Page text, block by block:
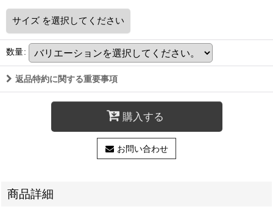
サイズ を選択してください
数量:
返品特約に関する重要事項
購入する
お問い合わせ
商品詳細